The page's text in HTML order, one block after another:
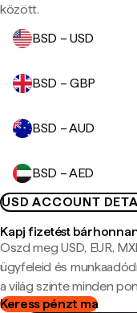
között.
BSD – USD
BSD – GBP
BSD – AUD
BSD – AED
USD ACCOUNT
Kapj fizetést
Oszd meg USD, EUR,
ügyfeleid és
a világ szinte minden
Keress pénzt ma